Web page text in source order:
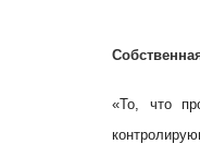
«То, что